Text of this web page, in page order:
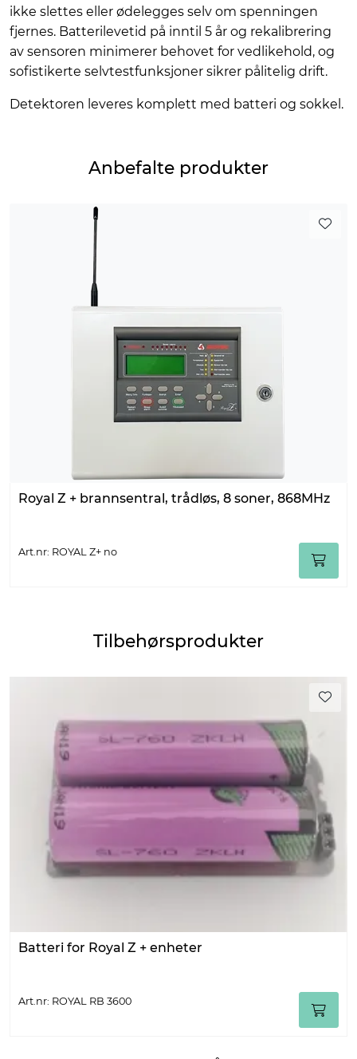
ikke slettes eller ødelegges selv om spenningen
fjernes. Batterilevetid på inntil 5 år og rekalibrering
av sensoren minimerer behovet for vedlikehold, og
sofistikerte selvtestfunksjoner sikrer pålitelig drift.
Detektoren leveres komplett med batteri og sokkel.
Anbefalte produkter
Royal Z + brannsentral, trådløs, 8 soner, 868MHz
Art.nr: ROYAL Z+ no
Tilbehørsprodukter
Batteri for Royal Z + enheter
Art.nr: ROYAL RB 3600